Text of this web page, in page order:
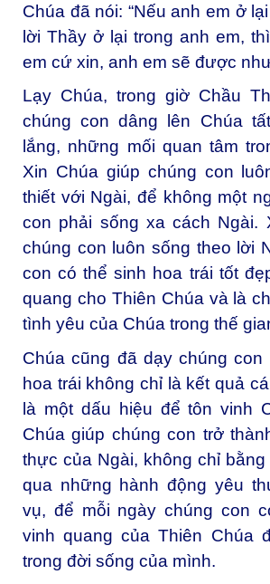
Chúa đã nói: “Nếu anh em ở
lời Thầy ở lại trong anh em,
em cứ xin, anh em sẽ được
Lạy Chúa, trong giờ Chầu
chúng con dâng lên Chúa
lắng, những mối quan tâm
Xin Chúa giúp chúng con
thiết với Ngài, để không một
con phải sống xa cách Ngài.
chúng con luôn sống theo lời
con có thể sinh hoa trái tốt
quang cho Thiên Chúa và là
tình yêu của Chúa trong thế
Chúa cũng đã dạy chúng con
hoa trái không chỉ là kết quả
là một dấu hiệu để tôn vinh
Chúa giúp chúng con trở
thực của Ngài, không chỉ
qua những hành động yêu
vụ, để mỗi ngày chúng con
vinh quang của Thiên Chúa
trong đời sống của mình.